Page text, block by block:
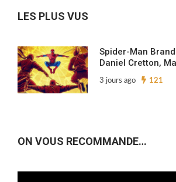
LES PLUS VUS
Spider-Man
Daniel Cretton,
3 jours ago 121
ON VOUS RECOMMANDE…